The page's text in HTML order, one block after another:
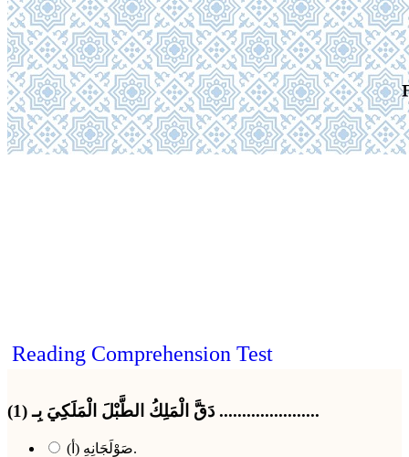
Reading Comprehension Test
(1) دَقَّ الْمَلِكُ الطَّبْلَ الْمَلَكِيَ بِـ ......................
(أ) صَوْلَجَانِهِ.